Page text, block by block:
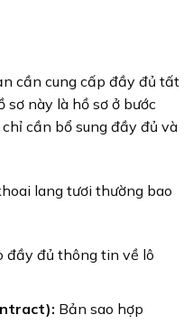
cần cung cấp đầy đủ tất
sơ này là hồ sơ ở bước
cần bổ sung đầy đủ và
lang tươi thường bao
đầy đủ thông tin về lô
Bản sao hợp